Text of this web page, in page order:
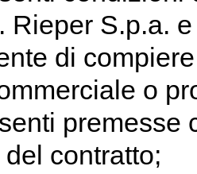
Rieper S.p.a.
di
o
contratto;